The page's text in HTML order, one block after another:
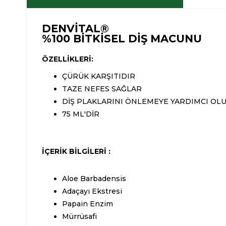
DENVİTAL®
%100 BİTKİSEL DİŞ MACUNU
ÖZELLİKLERİ:
ÇÜRÜK KARŞITIDIR
TAZE NEFES SAĞLAR
DİŞ PLAKLARINI ÖNLEMEYE YARDIMCI
75 ML'DİR
İÇERİK BİLGİLERİ :
Aloe Barbadensis
Adaçayı Ekstresi
Papain Enzim
Mürrüsafi